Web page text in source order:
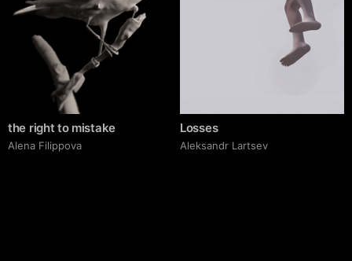
the right to mistake
Alena Filippova
Losses
Аleksandr Lartsev